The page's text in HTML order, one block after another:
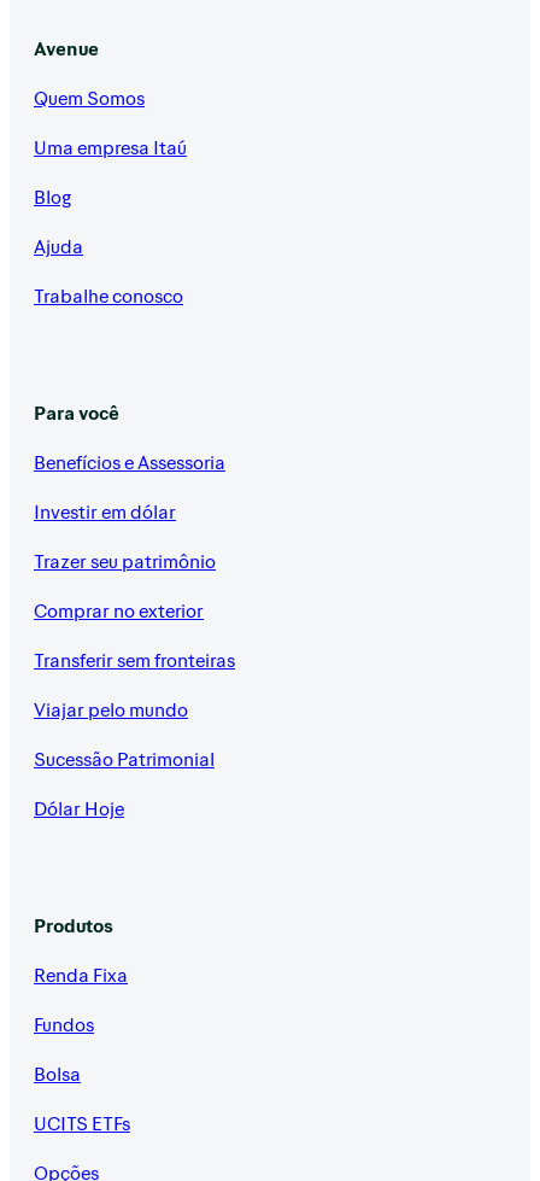
Avenue
Quem Somos
Uma empresa Itaú
Blog
Ajuda
Trabalhe conosco
Para você
Benefícios e Assessoria
Investir em dólar
Trazer seu patrimônio
Comprar no exterior
Transferir sem fronteiras
Viajar pelo mundo
Sucessão Patrimonial
Dólar Hoje
Produtos
Renda Fixa
Fundos
Bolsa
UCITS ETFs
Opções